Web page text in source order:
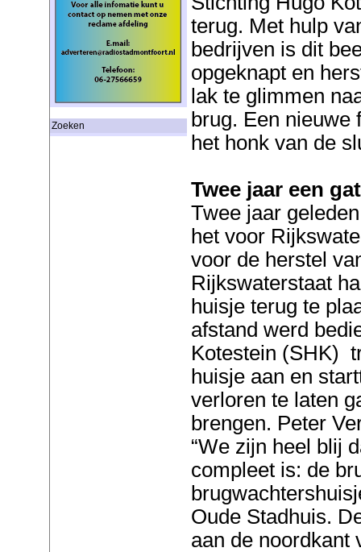
Zoeken
terug. Met hulp
bedrijven is dit
opgeknapt en
lak te glimmen
brug. Een nieuwe
het honk van de
Twee jaar een gat
Twee jaar
het voor
voor de herstel
Rijkswaterstaat
huisje terug te
afstand werd
Kotestein (SHK)
huisje aan en
verloren te laten
brengen. Peter
“We zijn heel blij
compleet is: de
Oude Stadhuis.
aan de noordkant